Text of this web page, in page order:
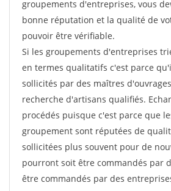
groupements d'entreprises, vous
bonne réputation et la qualité de
pouvoir être vérifiable.
Si les groupements d'entreprises
en termes qualitatifs c'est parce
sollicités par des maîtres
recherche d'artisans qualifiés.
procédés puisque c'est parce que
groupement sont réputées de
sollicitées plus souvent pour de
pourront soit être commandés par
être commandés par des